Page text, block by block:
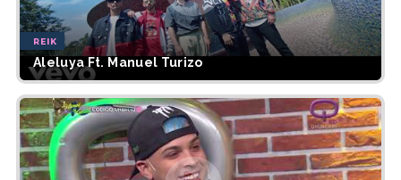
REIK
Aleluya Ft. Manuel Turizo